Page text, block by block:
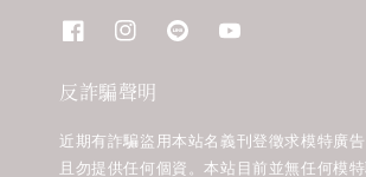
反詐騙聲明
近期有詐騙盜用本站名義刊登徵求模特廣
且勿提供任何個資。本站目前並無任何模特